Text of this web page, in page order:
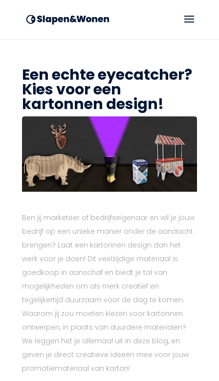
Een echte eyecatcher?
Kies voor een
kartonnen design!
Ben jij marketeer of bedrijfseigenaar en wil je jouw
bedrijf op een unieke manier onder de aandacht
brengen? Laat een kartonnen design dan het
werk voor je doen! Dit veelzijdige materiaal is
goedkoop in aanschaf en biedt je tal van
mogelijkheden om als merk creatief en
tegelijkertijd duurzaam voor de dag te komen.
Waarom jij zou moeten kiezen voor kartonnen
ontwerpen, in plaats van duurdere materialen?
We leggen het je allemaal uit in deze blog, en
geven je direct creatieve ideeën mee voor jouw
promotiemateriaal van karton!